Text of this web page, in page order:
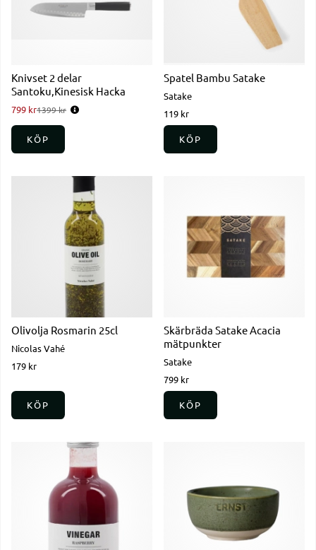
Knivset 2 delar
Santoku,Kinesisk Hacka
799 kr
Ordinarie pris:
1399 kr
KÖP
Spatel Bambu Satake
Satake
119 kr
KÖP
Olivolja Rosmarin 25cl
Nicolas Vahé
179 kr
KÖP
Skärbräda Satake Acacia
mätpunkter
Satake
799 kr
KÖP